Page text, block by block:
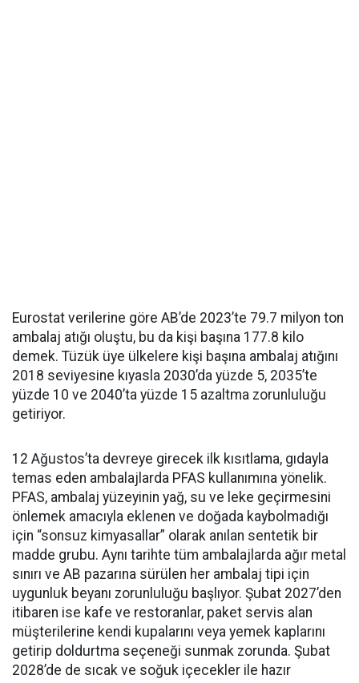
Eurostat verilerine göre AB’de 2023’te 79.7 milyon ton
ambalaj atığı oluştu, bu da kişi başına 177.8 kilo
demek. Tüzük üye ülkelere kişi başına ambalaj atığını
2018 seviyesine kıyasla 2030’da yüzde 5, 2035’te
yüzde 10 ve 2040’ta yüzde 15 azaltma zorunluluğu
getiriyor.
12 Ağustos’ta devreye girecek ilk kısıtlama, gıdayla
temas eden ambalajlarda PFAS kullanımına yönelik.
PFAS, ambalaj yüzeyinin yağ, su ve leke geçirmesini
önlemek amacıyla eklenen ve doğada kaybolmadığı
için “sonsuz kimyasallar” olarak anılan sentetik bir
madde grubu. Aynı tarihte tüm ambalajlarda ağır metal
sınırı ve AB pazarına sürülen her ambalaj tipi için
uygunluk beyanı zorunluluğu başlıyor. Şubat 2027’den
itibaren ise kafe ve restoranlar, paket servis alan
müşterilerine kendi kupalarını veya yemek kaplarını
getirip doldurtma seçeneği sunmak zorunda. Şubat
2028’de de sıcak ve soğuk içecekler ile hazır